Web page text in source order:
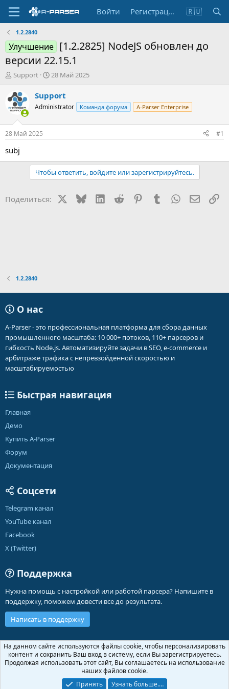
Войти Регистрация 🇷🇺
1.2.2840
Улучшение [1.2.2825] NodeJS обновлен до
версии 22.15.1
А
т
о
р
т
е
м
ы
Support
Д
т
а
н
а
28 Май 2025
Support
Administrator Команда форума A-Parser Enterprise
28 Май 2025 #1
subj
Чтобы ответить, войдите или зарегистрируйтесь.
Поделиться: BlueskyLinkedIn
Reddit PinterestTumblr WhatsApp
1.2.2840
О нас
A-Parser - это профессиональная платформа для сбора данных
промышленного масштаба: 10 000+ потоков, 110+ парсеров и
гибкость Node.js. Автоматизируйте задачи в SEO, e-commerce и
арбитраже трафика с непревзойденной скоростью и
масштабируемостью
Быстрая навигация
Главная
Демо
Купить A-Parser
Форум
Документация
Соцсети
Telegram канал
YouTube канал
Facebook
X (Twitter)
Поддержка
Нужна помощь с настройкой или работой парсера? Напишите в
поддержку, поможем довести все до результата.
Написать в поддержку
Russian (RU)
Обратная связь
Условия и правила
Политика конфиденциальности
Помощь
Community platform by XenForo ® © 2010-2026 XenForo Ltd.
На данном сайте используются файлы cookie, чтобы персонализировать
контент и сохранить Ваш вход в систему, если Вы зарегистрируетесь.
Продолжая использовать этот сайт, Вы соглашаетесь на использование
наших файлов cookie.
Принять
Узнать больше.…